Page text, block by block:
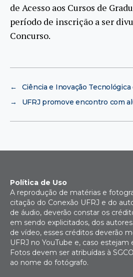
de Acesso aos Cursos de
período de inscrição a ser
Concurso.
←
Ciência e Inovação Tecnológica
→
UFRJ promove encontro com
Política de Uso
A reprodução de matérias e
citação do Conexão UFRJ e do
de áudio, deverão constar os
em sendo explicitados, dos
de vídeo, esses créditos deverão
UFRJ no YouTube e, caso estejam
Fotos devem ser atribuídas à
ao nome do fotógrafo.